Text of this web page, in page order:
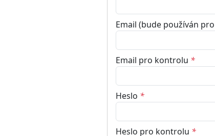
Email (bude používán
Email pro kontrolu *
Heslo *
Heslo pro kontrolu *